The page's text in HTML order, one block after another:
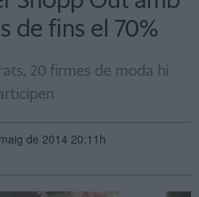
de fins el 70%
20 firmes de moda hi
de 2014 20:11h